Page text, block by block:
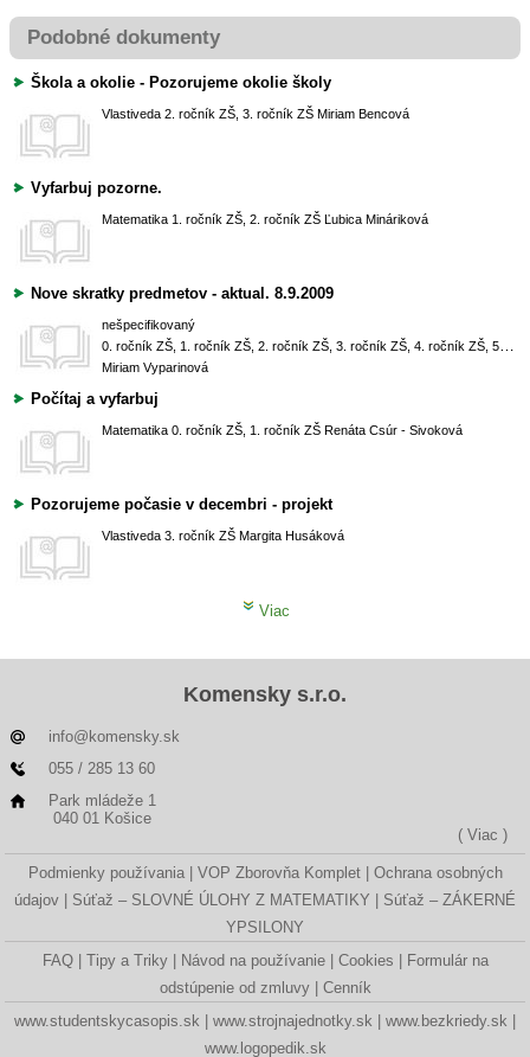
Podobné dokumenty
Škola a okolie - Pozorujeme okolie školy
Vlastiveda 2. ročník ZŠ, 3. ročník ZŠ Miriam Bencová
Vyfarbuj pozorne.
Matematika 1. ročník ZŠ, 2. ročník ZŠ Ľubica Mináriková
Nove skratky predmetov - aktual. 8.9.2009
nešpecifikovaný
0. ročník ZŠ, 1. ročník ZŠ, 2. ročník ZŠ, 3. ročník ZŠ, 4. ročník ZŠ, 5. ročník ZŠ, 6. ročník ZŠ (Prima OG), 7. ročník ZŠ (Sekunda OG), 8. ročník ZŠ (Tercia OG), 9. ročník ZŠ (Kvarta OG)
Miriam Vyparinová
Počítaj a vyfarbuj
Matematika 0. ročník ZŠ, 1. ročník ZŠ Renáta Csúr - Sivoková
Pozorujeme počasie v decembri - projekt
Vlastiveda 3. ročník ZŠ Margita Husáková
Viac
Komensky s.r.o.
info@komensky.sk
055 / 285 13 60
Park mládeže 1
040 01 Košice
( Viac )
Podmienky používania VOP Zborovňa Komplet
Ochrana osobných
údajov
Súťaž – SLOVNÉ ÚLOHY Z MATEMATIKY
Súťaž – ZÁKERNÉ
YPSILONY
FAQ
Tipy a Triky Návod na používanie Cookies
Formulár na
odstúpenie od zmluvy
Cenník
www.studentskycasopis.sk
www.strojnajednotky.sk
www.bezkriedy.sk
www.logopedik.sk